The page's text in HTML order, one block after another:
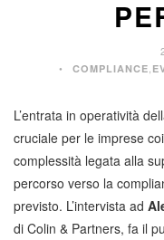
COMPLIANCE
L’entrata in operatività
cruciale per le imprese
complessità legata alla
percorso verso la
previsto. L’intervista ad
di Colin & Partners, fa il